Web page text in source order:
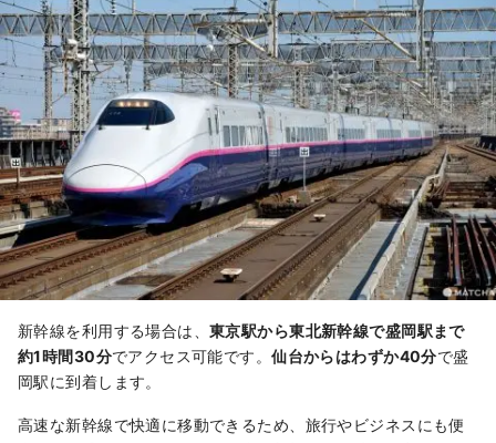
新幹線を利用する場合は、東京駅から東北新幹線で盛岡駅まで
約1時間30分でアクセス可能です。仙台からはわずか40分で盛
岡駅に到着します。
高速な新幹線で快適に移動できるため、旅行やビジネスにも便